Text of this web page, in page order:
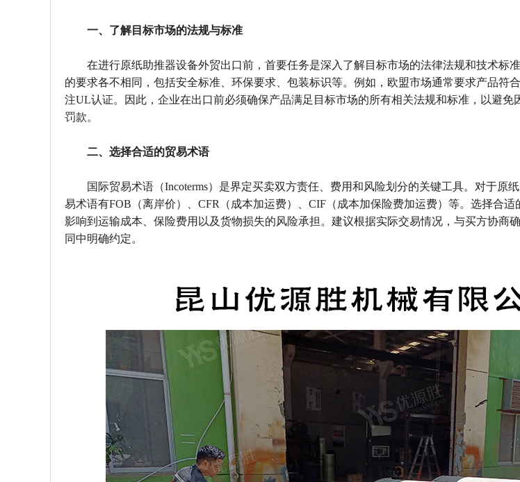
一、了解目标市场的法规与标准
在进行原纸助推器设备外贸出口前，首要任务是深入了解目标市场的法律法规和技术标
的要求各不相同，包括安全标准、环保要求、包装标识等。例如，欧盟市场通常要求产品符
注UL认证。因此，企业在出口前必须确保产品满足目标市场的所有相关法规和标准，以避免
罚款。
二、选择合适的贸易术语
国际贸易术语（Incoterms）是界定买卖双方责任、费用和风险划分的关键工具。对于原
易术语有FOB（离岸价）、CFR（成本加运费）、CIF（成本加保险费加运费）等。选择合
影响到运输成本、保险费用以及货物损失的风险承担。建议根据实际交易情况，与买方协商
同中明确约定。